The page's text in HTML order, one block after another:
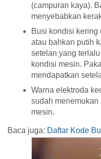
(campuran kaya).
menyebabkan
Busi kondisi kering
atau bahkan putih
setelan yang
kondisi mesin.
mendapatkan
Warna elektroda
sudah
mesin.
Baca juga: Daftar Kode